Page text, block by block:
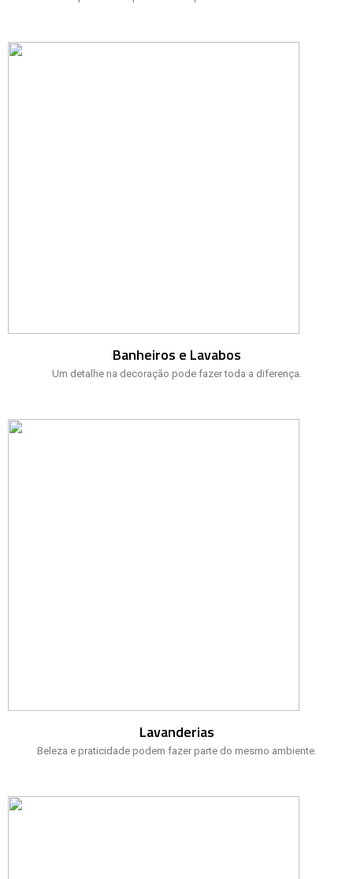
Banheiros e Lavabos
Um detalhe na decoração pode fazer toda a diferença.
Lavanderias
Beleza e praticidade podem fazer parte do mesmo ambiente.